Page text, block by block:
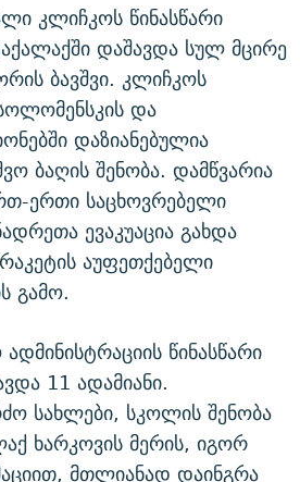
კლიჩკოს წინასწარი
დაშავდა სულ მცირე
ბავშვი. კლიჩკოს
და
დაზიანებულია
ბაღის შენობა. დამწვარია
ერთი საცხოვრებელი
ევაკუაცია გახდა
აუფეთქებელი
გამო.
წინასწარი
11 ადამიანი.
სახლები, სკოლის შენობა
ხარკოვის მერის, იგორ
მთლიანად დაინგრა